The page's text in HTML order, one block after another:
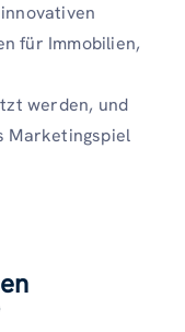
für Immobilien,
werden, und
Marketingspiel